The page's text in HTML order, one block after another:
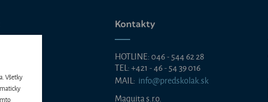
Kontakty
HOTLINE: 046 - 544 62 28
TEL: +421 - 46 - 54 39 016
MAIL: info@predskolak.sk
Maquita s.r.o.
Všetky